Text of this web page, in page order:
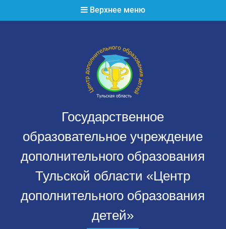
Верхнее меню
Государственное
образовательное учреждение
дополнительного образования
Тульской области «Центр
дополнительного образования
детей»